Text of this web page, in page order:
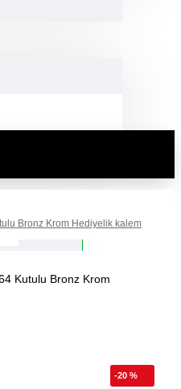
Bronz Krom Hediyelik kalem
-20 %